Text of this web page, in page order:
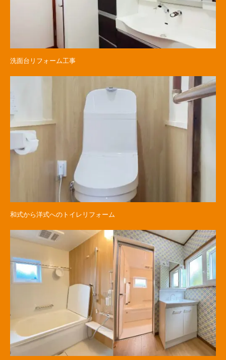
洗面台リフォーム工事
和式から洋式へのトイレリフォーム